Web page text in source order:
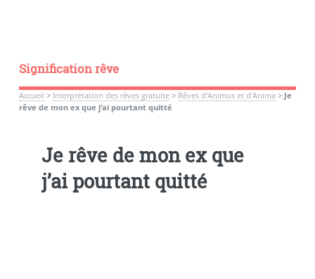
Signification rêve
Accueil > Interprétation des rêves gratuite> Rêves d’Animus et d’Anima > Je
rêve de mon ex que j’ai pourtant quitté
Je rêve de mon ex que
j’ai pourtant quitté